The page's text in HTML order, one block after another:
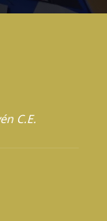
C.E.